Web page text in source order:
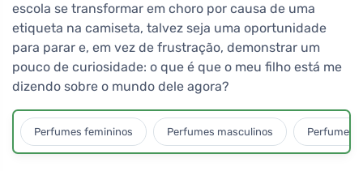
escola se transformar em choro por causa de uma
etiqueta na camiseta, talvez seja uma oportunidade
para parar e, em vez de frustração, demonstrar um
pouco de curiosidade: o que é que o meu filho está me
dizendo sobre o mundo dele agora?
Perfumes femininos Perfumes masculinos Perfumes